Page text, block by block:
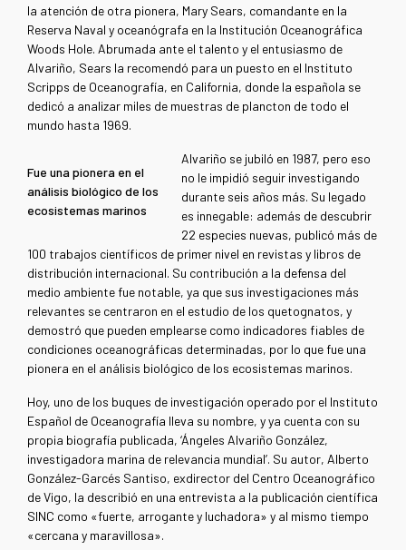
la atención de otra pionera, Mary Sears, comandante en la
Reserva Naval y oceanógrafa en la Institución Oceanográfica
Woods Hole. Abrumada ante el talento y el entusiasmo de
Alvariño, Sears la recomendó para un puesto en el Instituto
Scripps de Oceanografía, en California, donde la española se
dedicó a analizar miles de muestras de plancton de todo el
mundo hasta 1969.
Fue una pionera en el
análisis biológico de los
ecosistemas marinos
Alvariño se jubiló en 1987, pero eso
no le impidió seguir investigando
durante seis años más. Su legado
es innegable: además de descubrir
22 especies nuevas, publicó más de
100 trabajos científicos de primer nivel en revistas y libros de
distribución internacional. Su contribución a la defensa del
medio ambiente fue notable, ya que sus investigaciones más
relevantes se centraron en el estudio de los quetognatos, y
demostró que pueden emplearse como indicadores fiables de
condiciones oceanográficas determinadas, por lo que fue una
pionera en el análisis biológico de los ecosistemas marinos.
Hoy, uno de los buques de investigación operado por el Instituto
Español de Oceanografía lleva su nombre, y ya cuenta con su
propia biografía publicada, ‘Ángeles Alvariño González,
investigadora marina de relevancia mundial’. Su autor, Alberto
González-Garcés Santiso, exdirector del Centro Oceanográfico
de Vigo, la describió en una entrevista a la publicación científica
SINC como «fuerte, arrogante y luchadora» y al mismo tiempo
«cercana y maravillosa».